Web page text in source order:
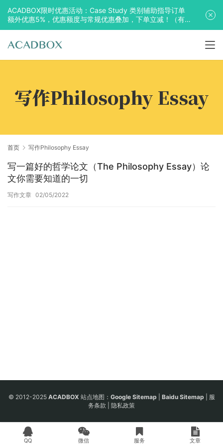
写作Philosophy Essay
首页 写作Philosophy Essay
写一篇好的哲学论文（The Philosophy Essay）论
文你需要知道的一切
写作文章 02/05/2022
© 2012-2025 ACADBOX 站点地图： Google Sitemap Baidu Sitemap
服
务条款
隐私政策
QQ 微信 服务 文章
ACADBOX限时优惠活动：Case Study 类别辅助指导订单
额外优惠5%，优惠额度与常规优惠叠加，下单立减！（有
效期至2025年10月31日）